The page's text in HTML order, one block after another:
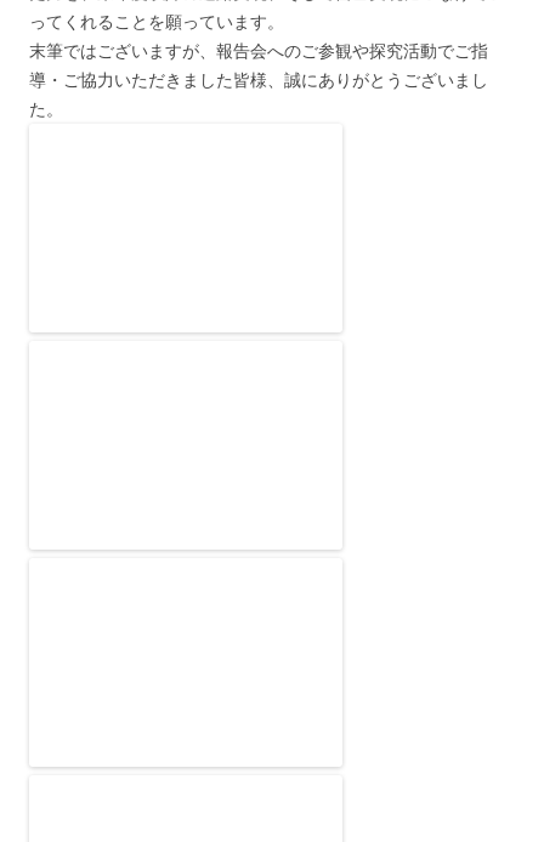
ってくれることを願っています。
末筆ではございますが、報告会へのご参観や探究活動でご指
導・ご協力いただきました皆様、誠にありがとうございまし
た。